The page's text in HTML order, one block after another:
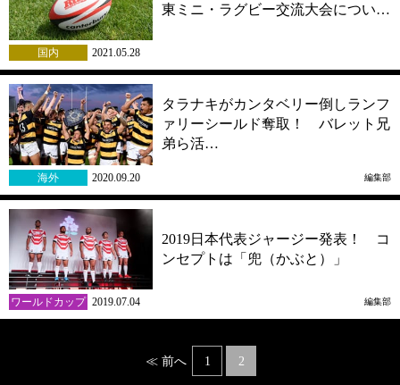
東ミニ・ラグビー交流大会につい…
国内 2021.05.28
タラナキがカンタベリー倒しランフ
ァリーシールド奪取！ バレット兄
弟ら活…
海外 2020.09.20 編集部
2019日本代表ジャージー発表！ コ
ンセプトは「兜（かぶと）」
ワールドカップ 2019.07.04 編集部
≪ 前へ 1 2